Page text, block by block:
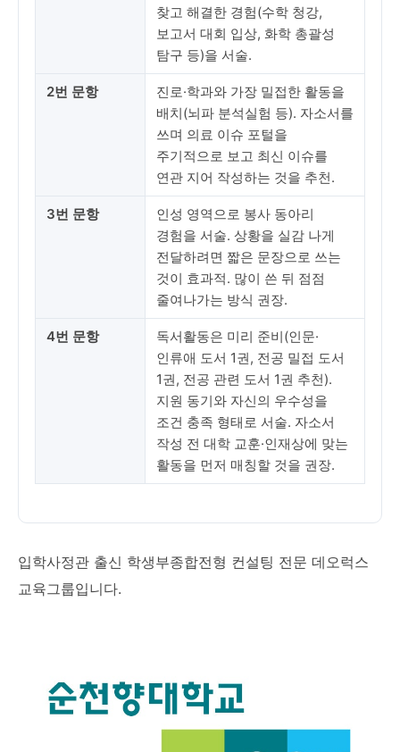
찾고 해결한 경험(수학 청강,
보고서 대회 입상, 화학 총괄성
탐구 등)을 서술.
2번 문항
진로·학과와 가장 밀접한 활동을
배치(뇌파 분석실험 등). 자소서를
쓰며 의료 이슈 포털을
주기적으로 보고 최신 이슈를
연관 지어 작성하는 것을 추천.
3번 문항
인성 영역으로 봉사 동아리
경험을 서술. 상황을 실감 나게
전달하려면 짧은 문장으로 쓰는
것이 효과적. 많이 쓴 뒤 점점
줄여나가는 방식 권장.
4번 문항
독서활동은 미리 준비(인문·
인류애 도서 1권, 전공 밀접 도서
1권, 전공 관련 도서 1권 추천).
지원 동기와 자신의 우수성을
조건 충족 형태로 서술. 자소서
작성 전 대학 교훈·인재상에 맞는
활동을 먼저 매칭할 것을 권장.
입학사정관 출신 학생부종합전형 컨설팅 전문 데오럭스
교육그룹입니다.